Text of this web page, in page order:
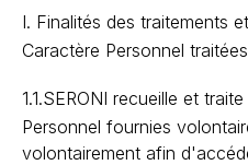
I. Finalités des traitements
Caractère Personnel traitées
1.1.SERONI recueille et
Personnel fournies
volontairement afin